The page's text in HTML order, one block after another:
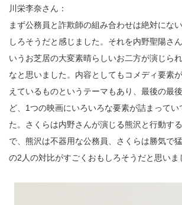
川栄李奈さん：
まず公務員と詐欺師の組み合わせは絶対にな
しろそうだと感じました。それを内野聖陽さ
いうお芝居の大変素晴らしいお二方が演じら
なと思いました。内容としてもコメディ要素
えているものというテーマもあり、最後の最
ど、1つの映画にいろいろな要素が詰まってい
た。さくらは内野さんが演じる熊沢と行動す
で、熊沢は不器用な公務員、さくらは勝気で
の2人の対比がすごくおもしろそうだと思いま